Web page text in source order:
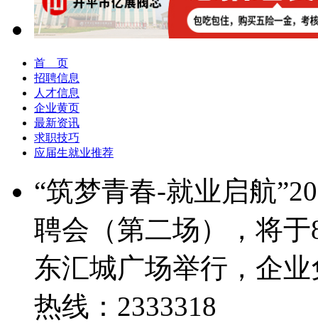
首 页
招聘信息
人才信息
企业黄页
最新资讯
求职技巧
应届生就业推荐
“筑梦青春-就业启航
聘会（第二场），将
东汇城广场举行，企
热线：2333318